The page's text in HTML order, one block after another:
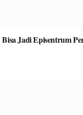
Jadi Episentrum